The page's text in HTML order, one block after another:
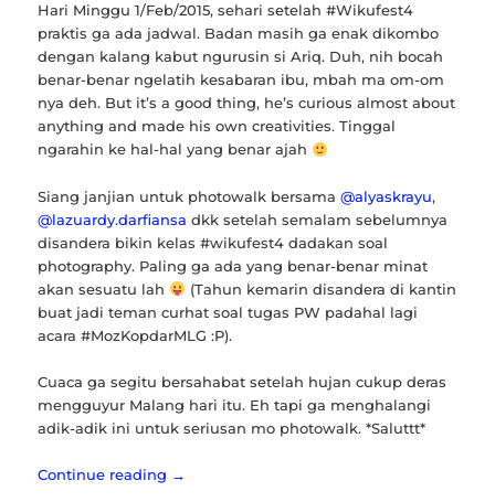
Hari Minggu 1/Feb/2015, sehari setelah #Wikufest4
praktis ga ada jadwal. Badan masih ga enak dikombo
dengan kalang kabut ngurusin si Ariq. Duh, nih bocah
benar-benar ngelatih kesabaran ibu, mbah ma om-om
nya deh. But it’s a good thing, he’s curious almost about
anything and made his own creativities. Tinggal
ngarahin ke hal-hal yang benar ajah
Siang janjian untuk photowalk bersama@alyaskrayu,
@lazuardy.darfiansa dkk setelah semalam sebelumnya
disandera bikin kelas #wikufest4 dadakan soal
photography. Paling ga ada yang benar-benar minat
akan sesuatu lah
(Tahun kemarin disandera di kantin
buat jadi teman curhat soal tugas PW padahal lagi
acara #MozKopdarMLG :P).
Cuaca ga segitu bersahabat setelah hujan cukup deras
mengguyur Malang hari itu. Eh tapi ga menghalangi
adik-adik ini untuk seriusan mo photowalk. *Saluttt*
Continue reading →